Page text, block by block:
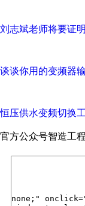
刘志斌老师将要证
谈谈你用的变频器
恒压供水变频切换
官方公众号智造工